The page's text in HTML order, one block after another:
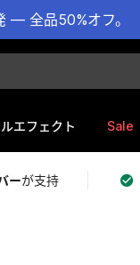
— 全品50%オフ。
エフェクト Sale
ーが支持